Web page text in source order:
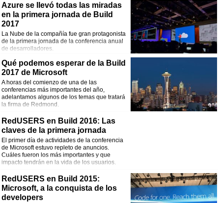
Azure se llevó todas las miradas
en la primera jornada de Build
2017
La Nube de la compañía fue gran protagonista
de la primera jornada de la conferencia anual
de desarrolladores.
Qué podemos esperar de la Build
2017 de Microsoft
A horas del comienzo de una de las
conferencias más importantes del año,
adelantamos algunos de los temas que tratará
la firma de Redmond.
RedUSERS en Build 2016: Las
claves de la primera jornada
El primer día de actividades de la conferencia
de Microsoft estuvo repleto de anuncios.
Cuáles fueron los más importantes y que
impacto tendrán en la vida de los usuarios.
RedUSERS en Build 2015:
Microsoft, a la conquista de los
developers